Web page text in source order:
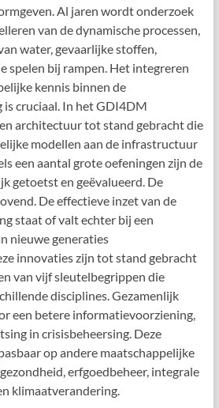
Al jaren wordt onderzoek
van de dynamische processen,
water, gevaarlijke stoffen,
spelen bij rampen. Het integreren
kennis binnen de
cruciaal. In het GDI4DM
architectuur tot stand gebracht die
modellen aan de infrastructuur
een aantal grote oefeningen zijn de
getoetst en geëvalueerd. De
De effectieve inzet van de
staat of valt echter bij een
nieuwe generaties
innovaties zijn tot stand gebracht
van vijf sleutelbegrippen die
disciplines. Gezamenlijk
een betere informatievoorziening,
in crisisbeheersing. Deze
op andere maatschappelijke
erfgoedbeheer, integrale
klimaatverandering.